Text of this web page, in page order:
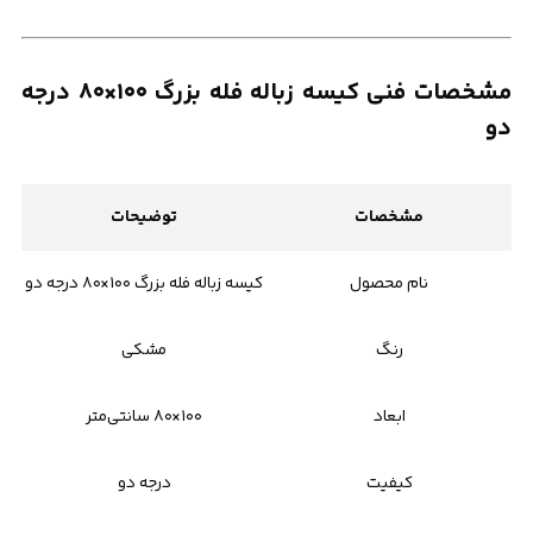
مشخصات فنی کیسه زباله فله بزرگ ۱۰۰×۸۰ درجه
دو
مشخصات توضیحات
نام محصول کیسه زباله فله بزرگ ۱۰۰×۸۰ درجه دو
رنگ مشکی
ابعاد ۱۰۰×۸۰ سانتی‌متر
کیفیت درجه دو